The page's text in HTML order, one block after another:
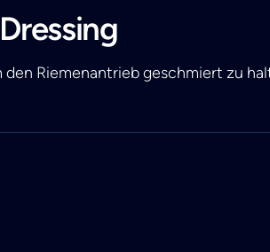
Riemenantrieb geschmiert zu